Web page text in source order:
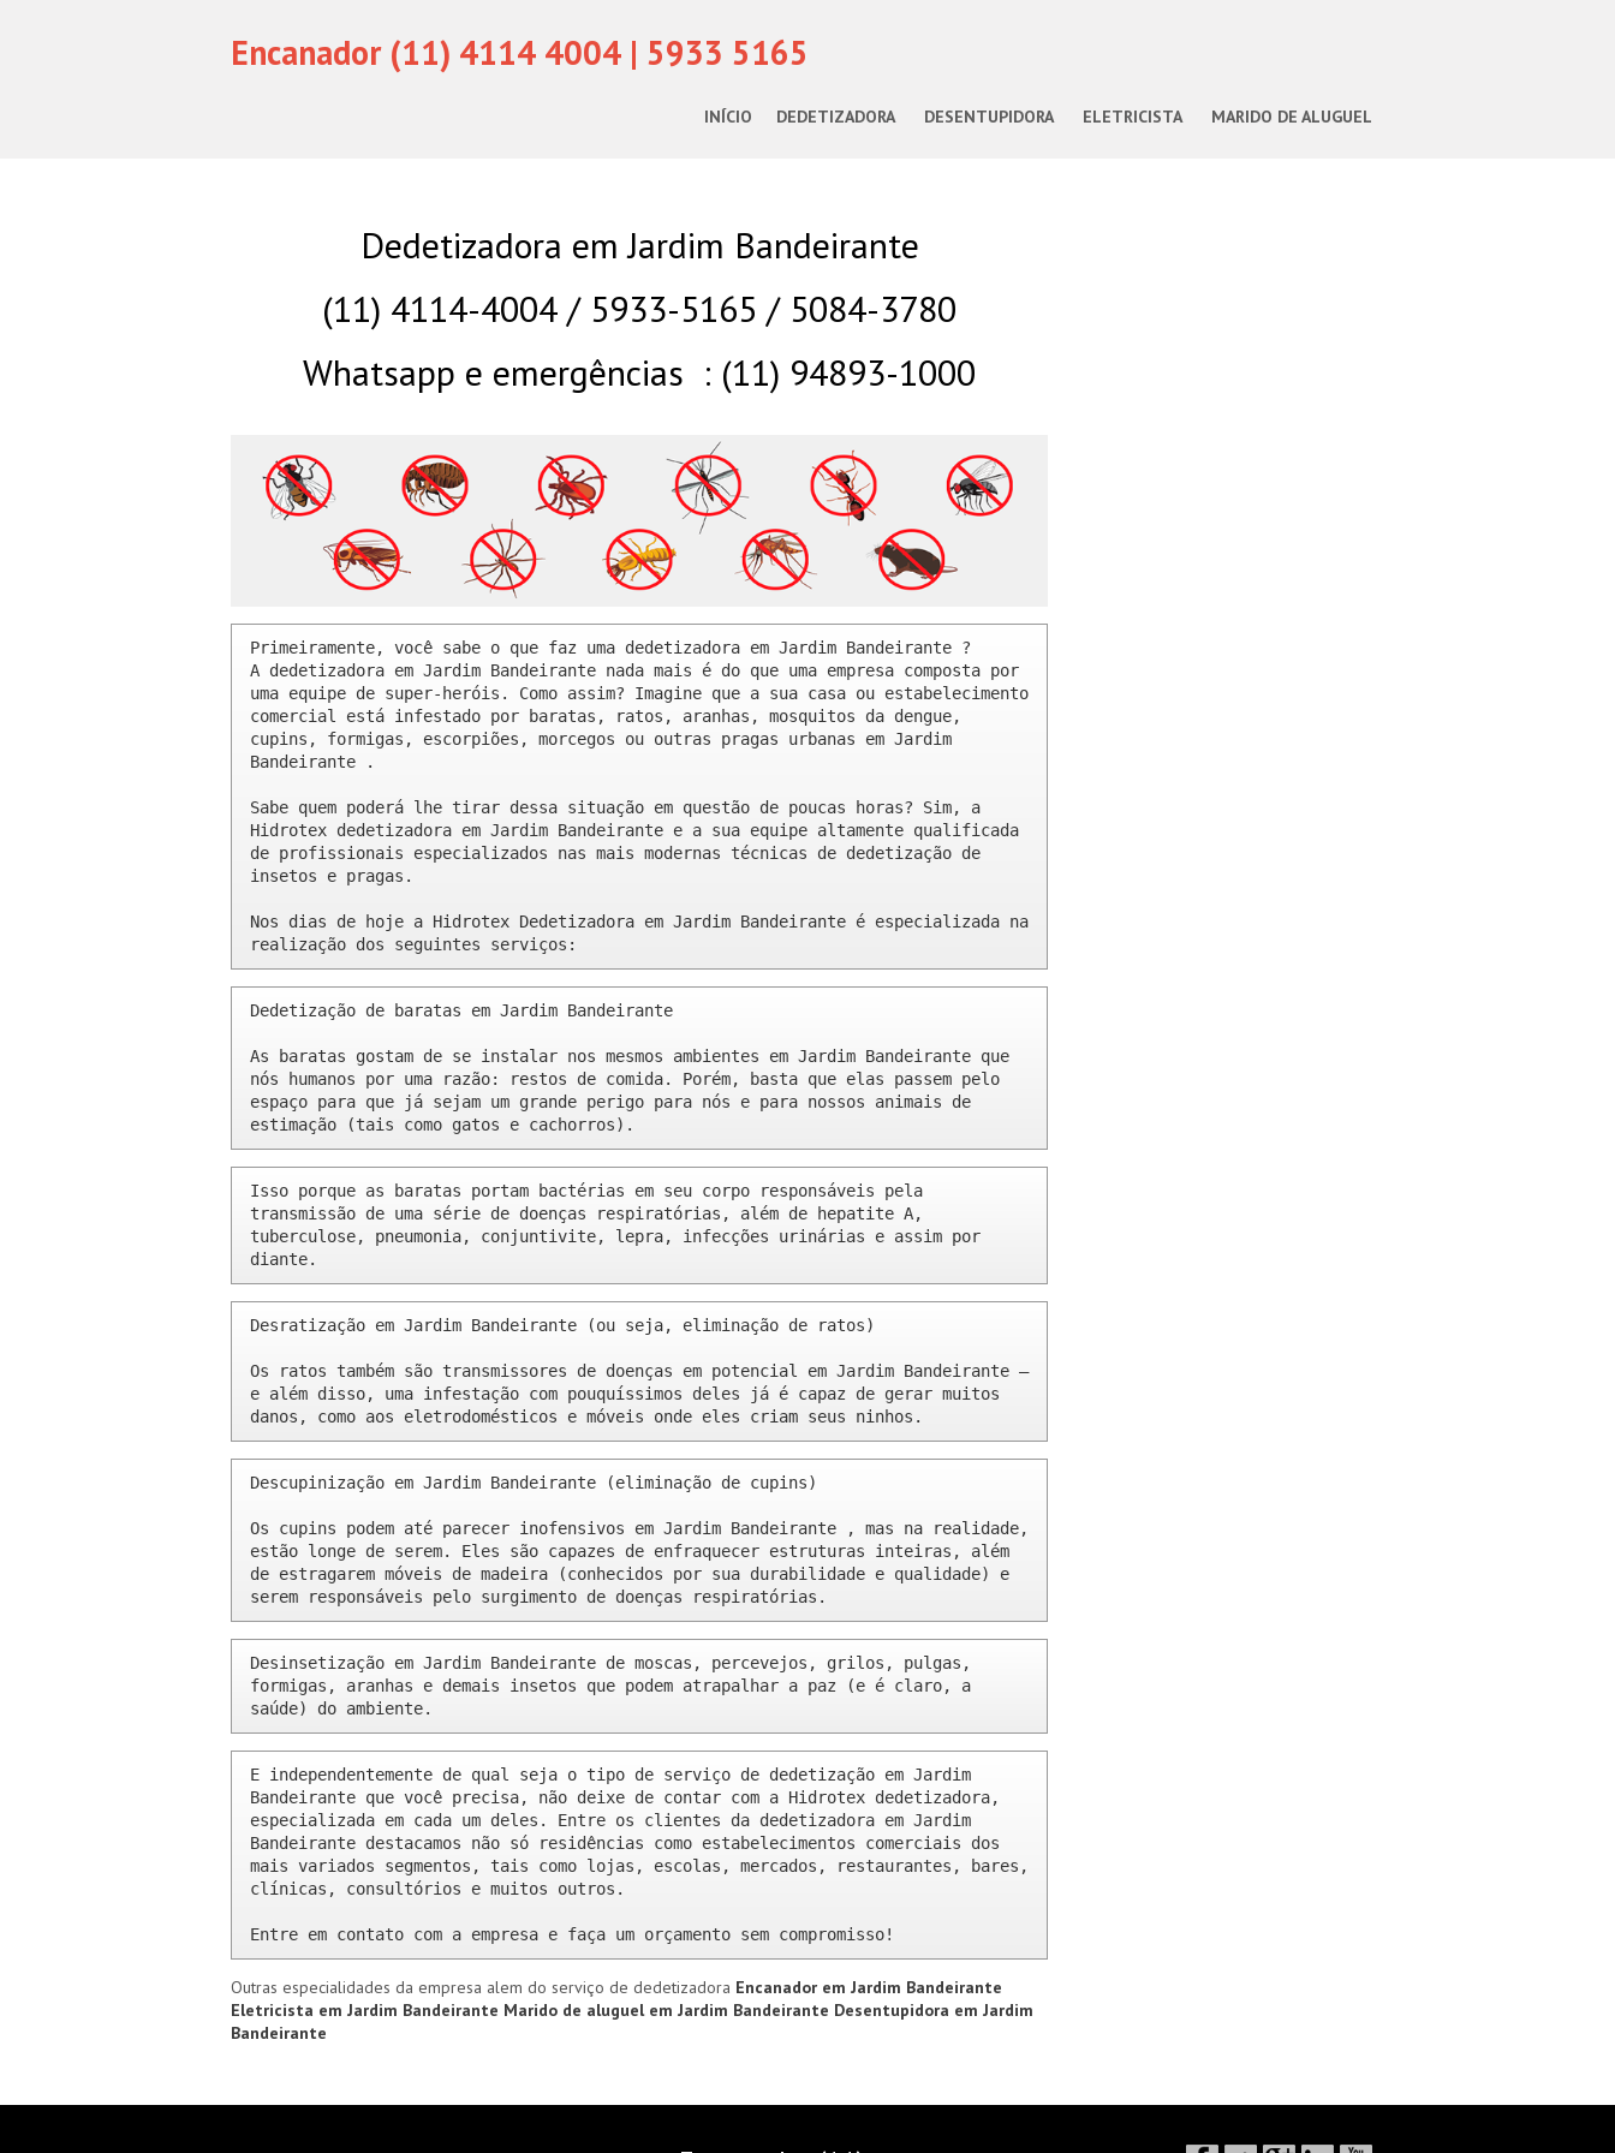
Encanador (11) 4114 4004 | 5933 5165
INÍCIO DEDETIZADORA DESENTUPIDORA ELETRICISTA MARIDO DE ALUGUEL
Dedetizadora em Jardim Bandeirante
(11) 4114-4004 / 5933-5165 / 5084-3780
Whatsapp e emergências : (11) 94893-1000
Primeiramente, você sabe o que faz uma dedetizadora em Jardim Bandeirante ?
A dedetizadora em Jardim Bandeirante nada mais é do que uma empresa composta por
uma equipe de super-heróis. Como assim? Imagine que a sua casa ou estabelecimento
comercial está infestado por baratas, ratos, aranhas, mosquitos da dengue,
cupins, formigas, escorpiões, morcegos ou outras pragas urbanas em Jardim
Bandeirante .
Sabe quem poderá lhe tirar dessa situação em questão de poucas horas? Sim, a
Hidrotex dedetizadora em Jardim Bandeirante e a sua equipe altamente qualificada
de profissionais especializados nas mais modernas técnicas de dedetização de
insetos e pragas.
Nos dias de hoje a Hidrotex Dedetizadora em Jardim Bandeirante é especializada na
realização dos seguintes serviços:
Dedetização de baratas em Jardim Bandeirante
As baratas gostam de se instalar nos mesmos ambientes em Jardim Bandeirante que
nós humanos por uma razão: restos de comida. Porém, basta que elas passem pelo
espaço para que já sejam um grande perigo para nós e para nossos animais de
estimação (tais como gatos e cachorros).
Isso porque as baratas portam bactérias em seu corpo responsáveis pela
transmissão de uma série de doenças respiratórias, além de hepatite A,
tuberculose, pneumonia, conjuntivite, lepra, infecções urinárias e assim por
diante.
Desratização em Jardim Bandeirante (ou seja, eliminação de ratos)
Os ratos também são transmissores de doenças em potencial em Jardim Bandeirante –
e além disso, uma infestação com pouquíssimos deles já é capaz de gerar muitos
danos, como aos eletrodomésticos e móveis onde eles criam seus ninhos.
Descupinização em Jardim Bandeirante (eliminação de cupins)
Os cupins podem até parecer inofensivos em Jardim Bandeirante , mas na realidade,
estão longe de serem. Eles são capazes de enfraquecer estruturas inteiras, além
de estragarem móveis de madeira (conhecidos por sua durabilidade e qualidade) e
serem responsáveis pelo surgimento de doenças respiratórias.
Desinsetização em Jardim Bandeirante de moscas, percevejos, grilos, pulgas,
formigas, aranhas e demais insetos que podem atrapalhar a paz (e é claro, a
saúde) do ambiente.
E independentemente de qual seja o tipo de serviço de dedetização em Jardim
Bandeirante que você precisa, não deixe de contar com a Hidrotex dedetizadora,
especializada em cada um deles. Entre os clientes da dedetizadora em Jardim
Bandeirante destacamos não só residências como estabelecimentos comerciais dos
mais variados segmentos, tais como lojas, escolas, mercados, restaurantes, bares,
clínicas, consultórios e muitos outros.
Entre em contato com a empresa e faça um orçamento sem compromisso!
Outras especialidades da empresa alem do serviço de dedetizadora Encanador em Jardim Bandeirante
Eletricista em Jardim Bandeirante Marido de aluguel em Jardim Bandeirante Desentupidora em Jardim
Bandeirante